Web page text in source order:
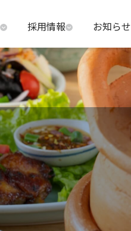
採用情報 お知らせ